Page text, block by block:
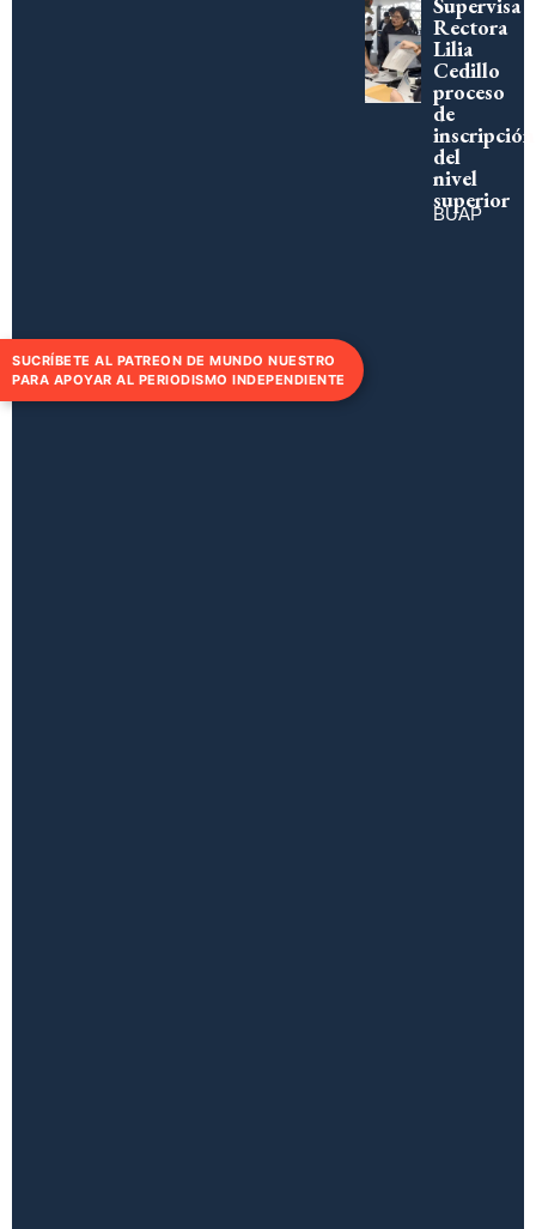
Supervisa
Rectora
Lilia
Cedillo
proceso
de
inscripción
del
nivel
superior
BUAP
SUCRÍBETE AL PATREON DE MUNDO NUESTRO
PARA APOYAR AL PERIODISMO INDEPENDIENTE